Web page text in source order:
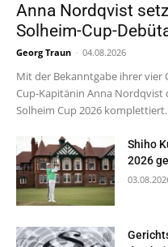
Anna Nordqvist
Solheim-Cup-
Georg Traun - 04.08.2026
Mit der Bekanntgabe ihrer vier
Cup-Kapitänin Anna Nordqvist
Solheim Cup 2026 komplettiert.
Shiho
2026